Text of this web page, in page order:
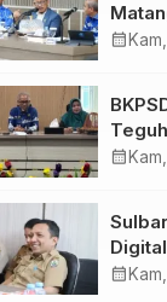
HUT
calendar_month
calendar_month
calendar_month